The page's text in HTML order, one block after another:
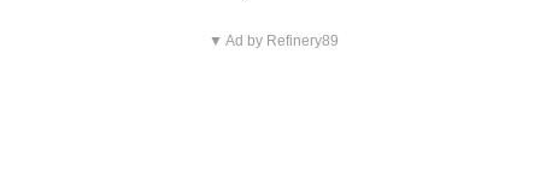
▼ Ad by Refinery89